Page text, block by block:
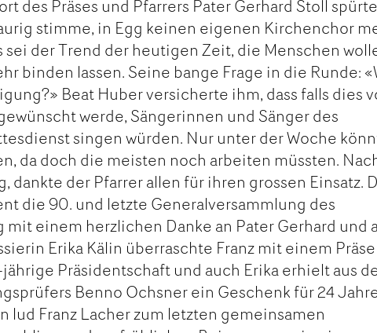
des Präses und Pfarrers Pater Gerhard Stoll
stimme, in Egg keinen eigenen Kirchenchor
sei der Trend der heutigen Zeit, die Menschen
binden lassen. Seine bange Frage in die Runde:
Beat Huber versicherte ihm, dass falls dies
werde, Sängerinnen und Sänger des
singen würden. Nur unter der Woche
da doch die meisten noch arbeiten müssten.
dankte der Pfarrer allen für ihren grossen Einsatz.
die 90. und letzte Generalversammlung des
mit einem herzlichen Danke an Pater Gerhard und
Erika Kälin überraschte Franz mit einem
Präsidentschaft und auch Erika erhielt aus
Benno Ochsner ein Geschenk für 24
lud Franz Lacher zum letzten gemeinsamen